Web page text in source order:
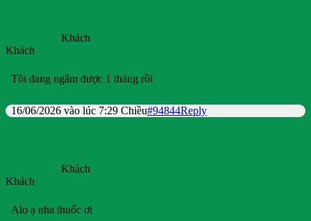
Khách
Khách
Tôi đang ngâm được 1 tháng rồi
16/06/2026 vào lúc 7:29 Chiều#94844Reply
Khách
Khách
Alo ạ nha thuốc ơi